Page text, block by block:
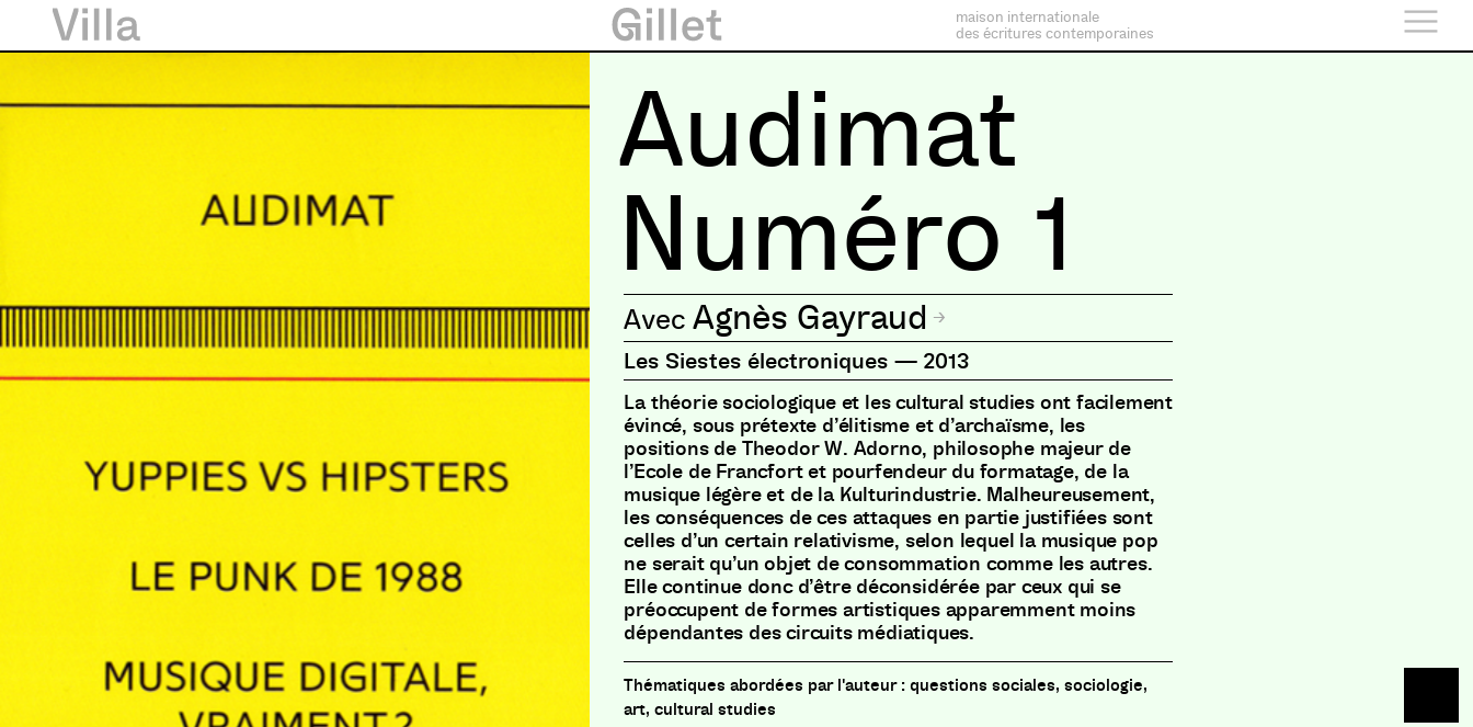
maison internationale
des écritures contemporaines
Audimat
Numéro 1
Agnès Gayraud
Les Siestes électroniques — 2013
La théorie sociologique et les cultural studies ont facilement
évincé, sous prétexte d’élitisme et d’archaïsme, les
positions de Theodor W. Adorno, philosophe majeur de
l’Ecole de Francfort et pourfendeur du formatage, de la
musique légère et de la Kulturindustrie. Malheureusement,
les conséquences de ces attaques en partie justifiées sont
celles d’un certain relativisme, selon lequel la musique pop
ne serait qu’un objet de consommation comme les autres.
Elle continue donc d’être déconsidérée par ceux qui se
préoccupent de formes artistiques apparemment moins
dépendantes des circuits médiatiques.
questions sociales, sociologie,
art, cultural studies